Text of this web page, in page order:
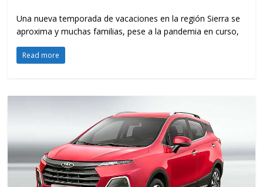
Una nueva temporada de vacaciones en la región Sierra se
aproxima y muchas familias, pese a la pandemia en curso,
Read more